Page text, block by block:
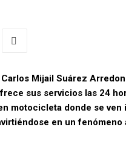
Mijail Suárez
sus servicios las 24
motocicleta donde se ven
en un fenómeno